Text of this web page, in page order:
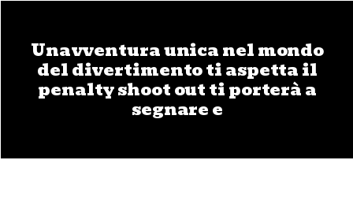
Unavventura unica nel mondo
del divertimento ti aspetta il
penalty shoot out ti porterà a
segnare e